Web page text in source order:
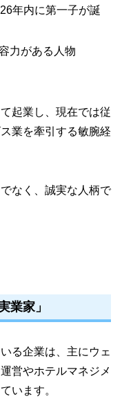
年内に第一子が誕
力がある人物
起業し、現在では従
業を牽引する敏腕経
なく、誠実な人柄で
業家」
る企業は、主にウェ
営やホテルマネジメ
います。